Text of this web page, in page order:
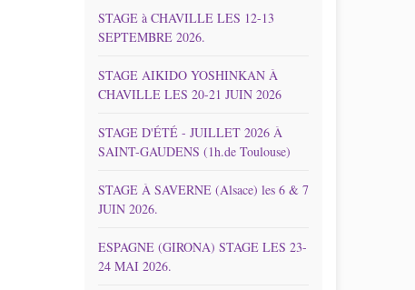
STAGE à CHAVILLE LES 12-13
SEPTEMBRE 2026.
STAGE AIKIDO YOSHINKAN À
CHAVILLE LES 20-21 JUIN 2026
STAGE D'ÉTÉ - JUILLET 2026 À
SAINT-GAUDENS (1h.de Toulouse)
STAGE À SAVERNE (Alsace) les 6 & 7
JUIN 2026.
ESPAGNE (GIRONA) STAGE LES 23-
24 MAI 2026.